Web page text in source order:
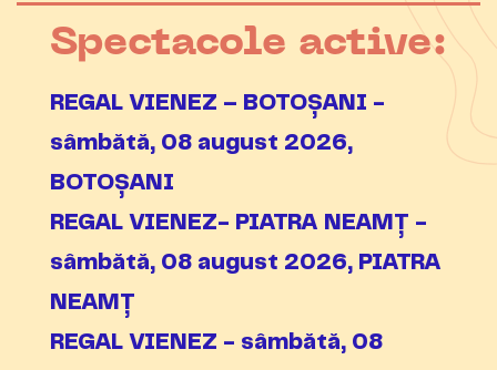
Spectacole active:
REGAL VIENEZ – BOTOȘANI -
sâmbătă, 08 august 2026,
BOTOȘANI
REGAL VIENEZ- PIATRA NEAMȚ -
sâmbătă, 08 august 2026, PIATRA
NEAMȚ
REGAL VIENEZ - sâmbătă, 08